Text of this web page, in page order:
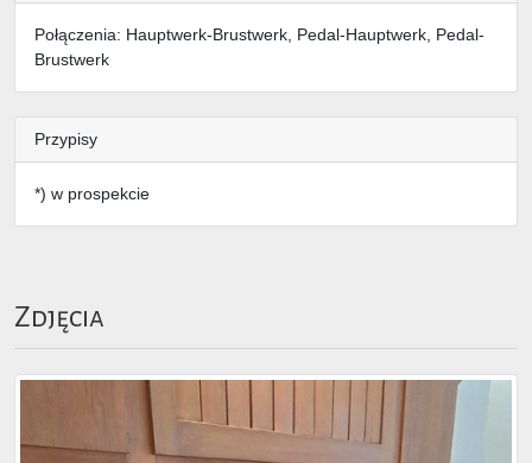
Połączenia: Hauptwerk-Brustwerk, Pedal-Hauptwerk, Pedal-
Brustwerk
Przypisy
*) w prospekcie
Zdjęcia